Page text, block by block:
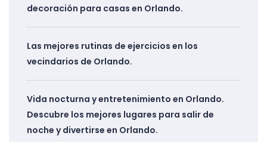
decoración para casas en Orlando.
Las mejores rutinas de ejercicios en los
vecindarios de Orlando.
Vida nocturna y entretenimiento en Orlando.
Descubre los mejores lugares para salir de
noche y divertirse en Orlando.